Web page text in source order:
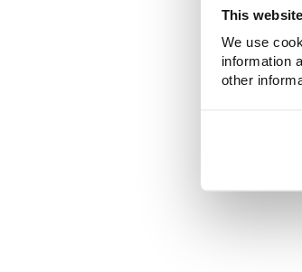
This
We use
information
other